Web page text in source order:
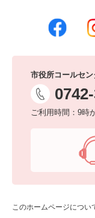
市役所コールセン
ご利用時間：9時
このホームページについ